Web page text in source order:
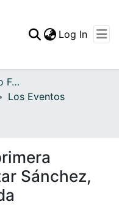
Statistics
Log In
Archivo del Patrimonio Fotográfico y Fílmico del Valle del Cauca
Los Eventos
Sánchez,